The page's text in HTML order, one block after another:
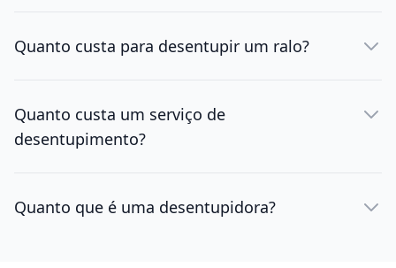
Quanto custa para desentupir um ralo?
Quanto custa um serviço de
desentupimento?
Quanto que é uma desentupidora?